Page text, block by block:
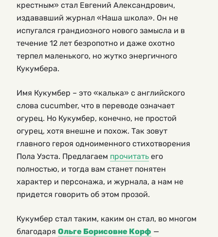
крестным» стал Евгений Александрович,
издававший журнал «Наша школа». Он не
испугался грандиозного нового замысла и в
течение 12 лет безропотно и даже охотно
терпел маленького, но жутко энергичного
Кукумбера.
Имя Кукумбер – это «калька» с английского
слова cucumber, что в переводе означает
огурец. Но Кукумбер, конечно, не простой
огурец, хотя внешне и похож. Так зовут
главного героя одноименного стихотворения
Пола Уэста. Предлагаем прочитать его
полностью, и тогда вам станет понятен
характер и персонажа, и журнала, а нам не
придется говорить об этом прозой.
Кукумбер стал таким, каким он стал, во многом
благодаря Ольге Борисовне Корф —